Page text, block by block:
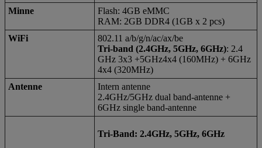
Minne
Flash: 4GB eMMC
RAM: 2GB DDR4 (1GB x 2 pcs)
WiFi
802.11 a/b/g/n/ac/ax/be
Tri-band (2.4GHz, 5GHz, 6GHz): 2.4
GHz 3x3 +5GHz4x4 (160MHz) + 6GHz
4x4 (320MHz)
Antenne
Intern antenne
2.4GHz/5GHz dual band-antenne +
6GHz single band-antenne
Tri-Band: 2.4GHz, 5GHz, 6GHz